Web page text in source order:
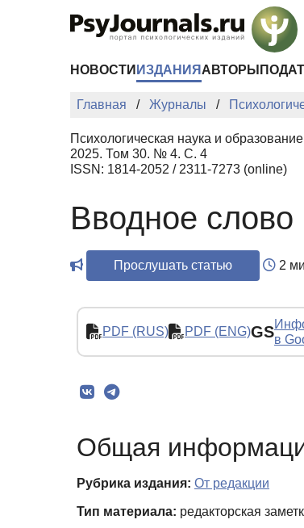
НОВОСТИ ИЗДАНИЯ АВТОРЫ
Главная Журналы
Психологическая наука и образование
2025. Том 30. № 4. С. 4
ISSN: 1814-2052 / 2311-7273 (online)
Вводное слово
Прослушать статью 2
PDF (RUS) PDF (ENG)GSв
Общая
Рубрика издания: От редакции
Тип материала: редакторская